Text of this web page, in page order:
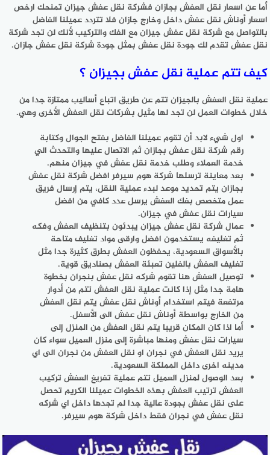
أما عن اسعار نقل العفش بجازان فشركة نقل عفش جيزان تمنحك ارخص
اسعار أوناش نقل عفش داخل وخارج جازان فلا تتردد عميلنا الفاضل
بالتواصل مع شركة نقل عفش جيزان مع الفك والتركيب لأنك لن تجد شركة
نقل عفش تقدم لك جودة نقل عفش بمثل جودة شركة نقل عفش جازان.
كيف تتم عملية نقل عفش بجيزان ؟
عملية نقل العفش بالجيزان تتم عن طريق اتباع أساليب ممتازة جدا من
خلال خطوات العمل لن تجد لها مثيل بشركات نقل العفش الأخرى وهي.
اول شيء لابد أن تقوم عميلنا الفاضل بفتح الجوال وكتابة
رقم شركة نقل عفش بجازان ثم الاتصال عليها والتحدث الي
خدمة العملاء وطلب خدمة نقل عفش في جيزان منهم.
بعد معاينة ترسلها شركة هوم سيرفر افضل شركة نقل عفش
بجازان يتم تحديد موعد لبدء عملية النقل، يتم إرسال فريق
عمل متخصص بفك العفش يرسل عدد كافي من افضل
سيارات نقل عفش في جيزان.
عمال شركة نقل عفش جيزان يبدئون بتنظيف العفش وفكه
ثم تغليفه يستخدمون افضل وارقى مواد تغليف متاحة
بالأسواق السعودية، يحفظون العفش بطرق كثيرة جدا مثل
تغليف العفش بالفلين تعبئة العفش بصناديق قوية.
توصيل العفش هنا تقوم شركه نقل عفش بنجران بخطوة
هامة جدا مثل إذا كانت عملية نقل العفش تتم من أدوار
مرتفعة فيتم استخدام أوناش نقل عفش يتم نقل العفش
من الخارج بواسطة أوناش نقل عفش الى الأسفل.
أما اذا كان المكان قريبا يتم نقل العفش من المنزل إلى
سيارات نقل عفش ومنها مباشرة إلى منزل العميل سواء كان
يريد نقل العفش في نجران او نقل العفش من نجران الى اي
مدينه اخرى داخل المملكة السعودية.
بعد الوصول لمنزل العميل تتم عملية تفريغ العفش تركيب
العفش ترتيب العفش بهذه الخطوات عميلنا الكريم تحصل
على نقل عفش بجودة عالية جدا لم تجدها داخل اي شركه
نقل عفش في نجران فقط داخل شركة هوم سيرفر.